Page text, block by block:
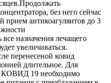
без него сейчас
прием антикоагулянтов до 3
назначения лечащего
увеличиваться.
перенесеной ковид
длительное. Для
КОВИД 19 необходимо